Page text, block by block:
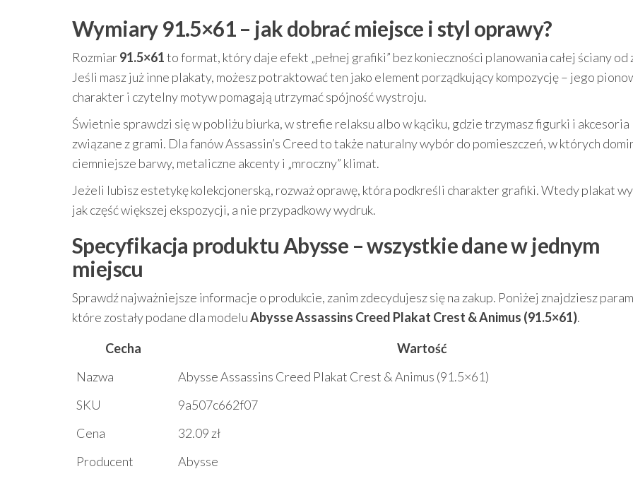
Wymiary 91.5×61 – jak dobrać miejsce i styl oprawy?
Rozmiar91.5×61to format, który daje efekt „pełnej grafiki” bez konieczności planowania całej ściany od
Jeśli masz już inne plakaty, możesz potraktować ten jako element porządkujący kompozycję – jego
charakter i czytelny motyw pomagają utrzymać spójność wystroju.
Świetnie sprawdzi się w pobliżu biurka, w strefie relaksu albo w kąciku, gdzie trzymasz figurki i akcesoria
związane z grami. Dla fanów Assassin’s Creed to także naturalny wybór do pomieszczeń, w których
ciemniejsze barwy, metaliczne akcenty i „mroczny” klimat.
Jeżeli lubisz estetykę kolekcjonerską, rozważ oprawę, która podkreśli charakter grafiki. Wtedy plakat
jak część większej ekspozycji, a nie przypadkowy wydruk.
Specyfikacja produktu Abysse – wszystkie dane w jednym
miejscu
Sprawdź najważniejsze informacje o produkcie, zanim zdecydujesz się na zakup. Poniżej znajdziesz
które zostały podane dla modeluAbysse Assassins Creed Plakat Crest & Animus (91.5×61).
Cecha
Wartość
Nazwa
Abysse Assassins Creed Plakat Crest & Animus (91.5×61)
SKU
9a507c662f07
Cena
32.09 zł
Producent
Abysse